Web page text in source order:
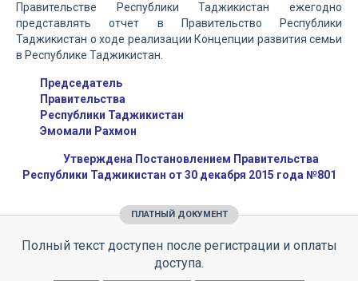
Правительстве Республики Таджикистан ежегодно
представлять отчет в Правительство Республики
Таджикистан о ходе реализации Концепции развития семьи
в Республике Таджикистан.
Председатель
Правительства
Pecпублики Таджикистан
Эмомали Рахмон
Утверждена Постановлением Правительства
Республики Таджикистан от 30 декабря 2015 года №801
ПЛАТНЫЙ ДОКУМЕНТ
Полный текст доступен после регистрации и оплаты
доступа.